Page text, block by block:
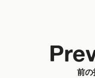
前